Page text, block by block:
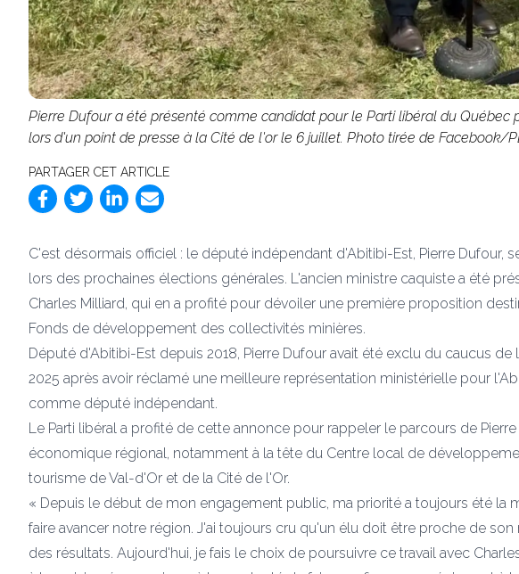
Pierre Dufour a été présenté comme candidat pour le Parti libéral du Québec
lors d'un point de presse à la Cité de l'or le 6 juillet. Photo tirée de Facebook/
PARTAGER CET ARTICLE
C'est désormais officiel : le député indépendant d'Abitibi-Est, Pierre Dufour,
lors des prochaines élections générales. L'ancien ministre caquiste a été
Charles Milliard, qui en a profité pour dévoiler une première proposition
Fonds de développement des collectivités minières.
Député d'Abitibi-Est depuis 2018, Pierre Dufour avait été exclu du caucus
2025 après avoir réclamé une meilleure représentation ministérielle pour
comme député indépendant.
Le Parti libéral a profité de cette annonce pour rappeler le parcours de
économique régional, notamment à la tête du Centre local de
tourisme de Val-d'Or et de la Cité de l'Or.
« Depuis le début de mon engagement public, ma priorité a toujours été la
faire avancer notre région. J'ai toujours cru qu'un élu doit être proche de
des résultats. Aujourd'hui, je fais le choix de poursuivre ce travail avec